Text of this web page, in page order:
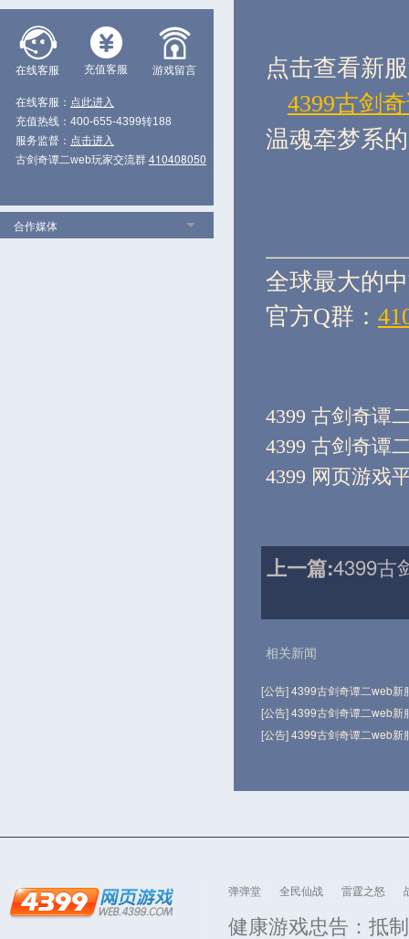
在线客服 充值客服 游戏留言
在线客服： 点此进入
充值热线：400-655-4399转188
服务监督： 点击进入
古剑奇谭二web玩家交流群 410408050
合作媒体
点击查看新
4399古剑
温魂牵梦系
全球最大的
官方Q群：
4399 古剑奇谭
4399 古剑奇谭
4399 网页游戏
上一篇:4399古
相关新闻
[公告] 4399古剑奇谭二web新
[公告] 4399古剑奇谭二web新
[公告] 4399古剑奇谭二web新
弹弹堂 全民仙战 雷霆之怒
健康游戏忠告：抵